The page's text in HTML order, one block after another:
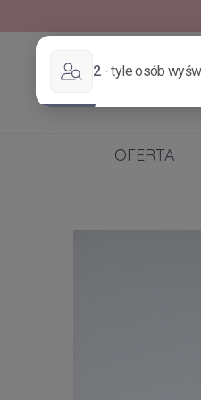
OFERTA